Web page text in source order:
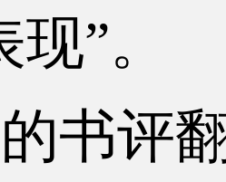
”。
书评